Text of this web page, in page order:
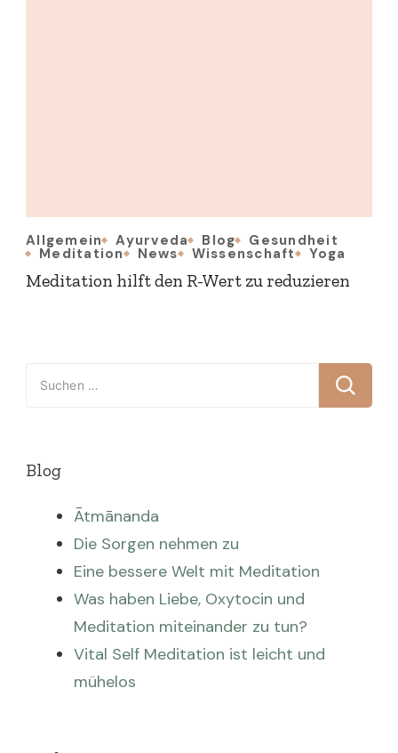
Allgemein Ayurveda Blog Gesundheit
Meditation News Wissenschaft Yoga
Meditation hilft den R-Wert zu reduzieren
Suchen
nach:
Blog
Ātmānanda
Die Sorgen nehmen zu
Eine bessere Welt mit Meditation
Was haben Liebe, Oxytocin und
Meditation miteinander zu tun?
Vital Self Meditation ist leicht und
mühelos